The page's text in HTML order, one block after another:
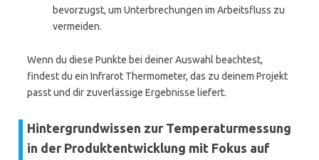
bevorzugst, um Unterbrechungen im Arbeitsfluss zu
vermeiden.
Wenn du diese Punkte bei deiner Auswahl beachtest,
findest du ein Infrarot Thermometer, das zu deinem Projekt
passt und dir zuverlässige Ergebnisse liefert.
Hintergrundwissen zur Temperaturmessung
in der Produktentwicklung mit Fokus auf